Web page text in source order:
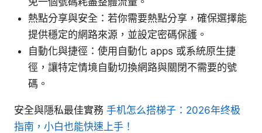
熱點分享與安全：若你需要熱點分享，確保選擇能
提供穩定的網路來源，並設定密碼保護。
自動化與捷徑：使用自動化 apps 或系統原生捷
徑，讓特定情境自動切換網路與關閉不需要的號
碼。
安全與隱私最佳實務 手机怎么搭梯子：2026年终极
指南，小白也能快速上手！